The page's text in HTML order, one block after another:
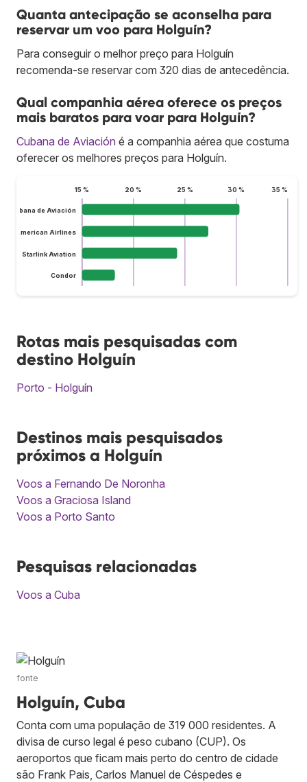
Quanta antecipação se aconselha para
reservar um voo para Holguín?
Para conseguir o melhor preço para Holguín
recomenda-se reservar com 320 dias de antecedência.
Qual companhia aérea oferece os preços
mais baratos para voar para Holguín?
Cubana de Aviación é a companhia aérea que costuma
oferecer os melhores preços para Holguín.
15 % 20 % 25 % 30 % 35 %
Cubana de Aviación
American Airlines
Starlink Aviation
Condor
Rotas mais pesquisadas com
destino Holguín
Porto - Holguín
Destinos mais pesquisados
próximos a Holguín
Voos a Fernando De Noronha
Voos a Graciosa Island
Voos a Porto Santo
Pesquisas relacionadas
Voos a Cuba
fonte
Holguín, Cuba
Conta com uma população de 319 000 residentes. A
divisa de curso legal é peso cubano (CUP). Os
aeroportos que ficam mais perto do centro de cidade
são Frank Pais, Carlos Manuel de Céspedes e